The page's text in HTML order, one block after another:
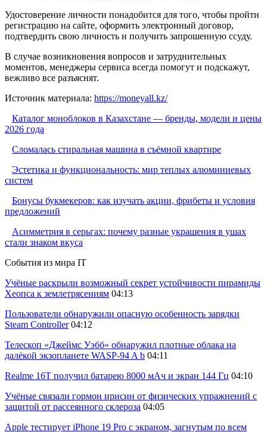
Удостоверение личности понадобится для того, чтобы пройти
регистрацию на сайте, оформить электронный договор,
подтвердить свою личность и получить запрошенную ссуду.
В случае возникновения вопросов и затруднительных
моментов, менеджеры сервиса всегда помогут и подскажут,
вежливо все разъяснят.
Источник материала: https://moneyall.kz/
Каталог моноблоков в Казахстане — бренды, модели и цены
2026 года
Сломалась стиральная машина в съёмной квартире
Эстетика и функциональность: мир теплых алюминиевых
систем
Бонусы букмекеров: как изучать акции, фрибеты и условия
предложений
Асимметрия в серьгах: почему разные украшения в ушах
стали знаком вкуса
События из мира IT
Учёные раскрыли возможный секрет устойчивости пирамиды
Хеопса к землетрясениям 04:13
Пользователи обнаружили опасную особенность зарядки
Steam Controller 04:12
Телескоп «Джеймс Уэбб» обнаружил плотные облака на
далёкой экзопланете WASP-94 A b 04:11
Realme 16T получил батарею 8000 мАч и экран 144 Гц 04:10
Учёные связали гормон ирисин от физических упражнений с
защитой от рассеянного склероза 04:05
Apple тестирует iPhone 19 Pro с экраном, загнутым по всем